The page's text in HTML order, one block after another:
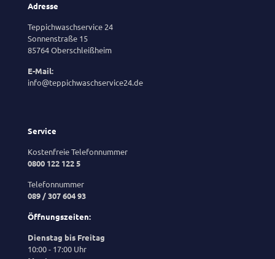
Adresse
Teppichwaschservice 24
Sonnenstraße 15
85764 Oberschleißheim
E-Mail:
info@teppichwaschservice24.de
Service
Kostenfreie Telefonnummer
0800 122 122 5
Telefonnummer
089 / 307 604 93
Öffnungszeiten:
Dienstag bis Freitag
10:00 - 17:00 Uhr